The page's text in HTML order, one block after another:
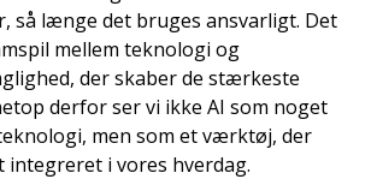
så længe det bruges ansvarligt. Det
mellem teknologi og
der skaber de stærkeste
derfor ser vi ikke AI som noget
men som et værktøj, der
integreret i vores hverdag.